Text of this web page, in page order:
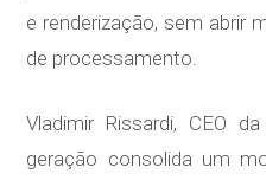
e renderização, sem abrir
de processamento.
Vladimir Rissardi, CEO
geração consolida um